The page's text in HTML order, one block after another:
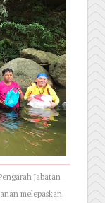
Jabatan
melepaskan